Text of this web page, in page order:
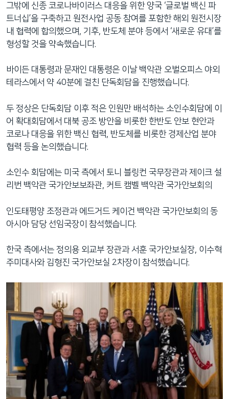
그밖에 신종 코로나바이러스 대응을 위한 양국 ‘글로벌 백신 파
트너십’을 구축하고 원전사업 공동 참여를 포함한 해외 원전시장
내 협력에 합의했으며, 기후, 반도체 분야 등에서 ‘새로운 유대’를
형성할 것을 약속했습니다.
바이든 대통령과 문재인 대통령은 이날 백악관 오벌오피스 야외
테라스에서 약 40분에 걸친 단독회담을 진행했습니다.
두 정상은 단독회담 이후 적은 인원만 배석하는 소인수회담에 이
어 확대회담에서 대북 공조 방안을 비롯한 한반도 안보 현안과
코로나 대응을 위한 백신 협력, 반도체를 비롯한 경제산업 분야
협력 등을 논의했습니다.
소인수 회담에는 미국 측에서 토니 블링컨 국무장관과 제이크 설
리번 백악관 국가안보보좌관, 커트 캠벨 백악관 국가안보회의
인도태평양 조정관과 에드거드 케이건 백악관 국가안보회의 동
아시아 담당 선임국장이 참석했습니다.
한국 측에서는 정의용 외교부 장관과 서훈 국가안보실장, 이수혁
주미대사와 김형진 국가안보실 2차장이 참석했습니다.